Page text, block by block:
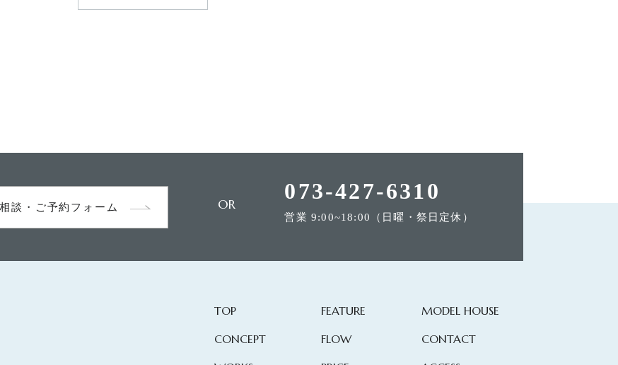
談・ご予約フォーム OR 073-427-6310
営業 9:00~18:00（日曜・祭日定休）
TOP
CONCEPT
FEATURE
FLOW
MODEL HOUSE
CONTACT